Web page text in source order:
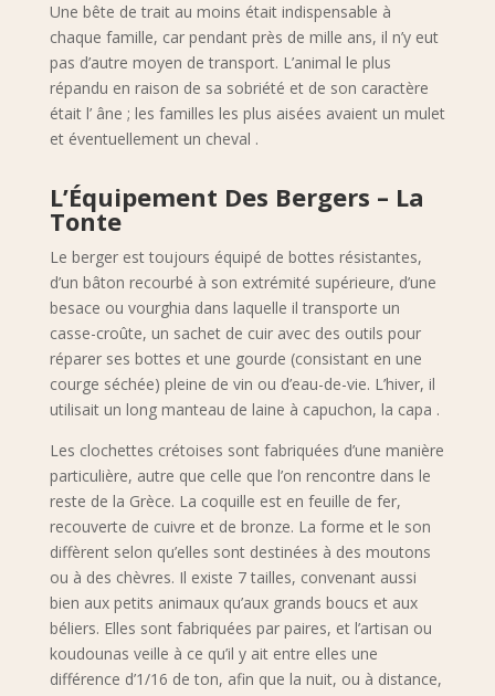
Une bête de trait au moins était indispensable à
chaque famille, car pendant près de mille ans, il n’y eut
pas d’autre moyen de transport. L’animal le plus
répandu en raison de sa sobriété et de son caractère
était l’ âne ; les familles les plus aisées avaient un mulet
et éventuellement un cheval .
L’Équipement Des Bergers – La
Tonte
Le berger est toujours équipé de bottes résistantes,
d’un bâton recourbé à son extrémité supérieure, d’une
besace ou vourghia dans laquelle il transporte un
casse-croûte, un sachet de cuir avec des outils pour
réparer ses bottes et une gourde (consistant en une
courge séchée) pleine de vin ou d’eau-de-vie. L’hiver, il
utilisait un long manteau de laine à capuchon, la capa .
Les clochettes crétoises sont fabriquées d’une manière
particulière, autre que celle que l’on rencontre dans le
reste de la Grèce. La coquille est en feuille de fer,
recouverte de cuivre et de bronze. La forme et le son
diffèrent selon qu’elles sont destinées à des moutons
ou à des chèvres. Il existe 7 tailles, convenant aussi
bien aux petits animaux qu’aux grands boucs et aux
béliers. Elles sont fabriquées par paires, et l’artisan ou
koudounas veille à ce qu’il y ait entre elles une
différence d’1/16 de ton, afin que la nuit, ou à distance,